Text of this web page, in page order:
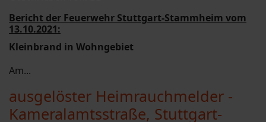
Bericht der Feuerwehr Stuttgart-Stammheim vom
13.10.2021:
Kleinbrand in Wohngebiet
Am...
ausgelöster Heimrauchmelder -
Kameralamtsstraße, Stuttgart-